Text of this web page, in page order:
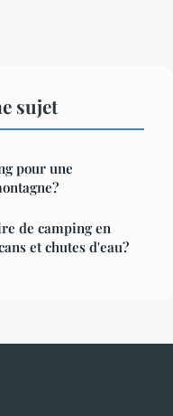
sujet
pour une
de camping en
et chutes d'eau?